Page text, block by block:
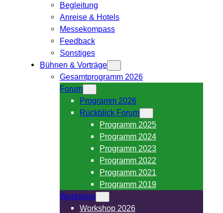
Begleitung
Anreise & Hotels
Messekompass
Feedback
Sonstiges
Bühnen & Vorträge
Gesamtprogramm 2026
Forum
Programm 2026
Rückblick Forum
Programm 2025
Programm 2024
Programm 2023
Programm 2022
Programm 2021
Programm 2019
Workshop
Workshop 2026